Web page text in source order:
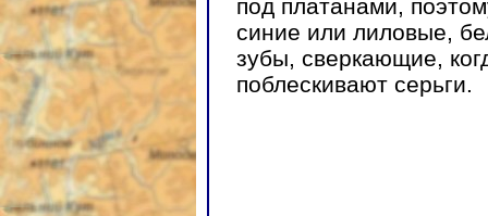
под платанами,
синие или лиловые,
зубы, сверкающие,
поблескивают серьги.